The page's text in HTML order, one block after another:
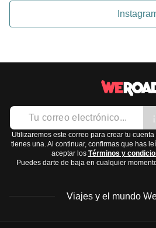
Utilizaremos este correo para crear tu
tienes una. Al continuar, confirmas que has
aceptar los Términos y
Puedes darte de baja en cualquier
Viajes y el mundo